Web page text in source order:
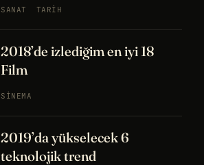
SANAT TARIH
2018’de izlediğim en iyi 18
Film
SINEMA
2019’da yükselecek 6
teknolojik trend